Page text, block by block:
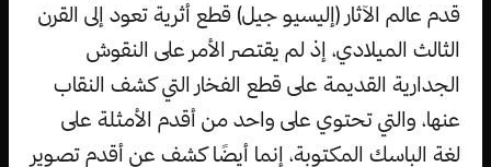
قدم عالم الآثار (إليسيو جيل) قطع أثرية تعود إلى القرن
الثالث الميلادي، إذ لم يقتصر الأمر على النقوش
الجدارية القديمة على قطع الفخار التي كشف النقاب
عنها، والتي تحتوي على واحد من أقدم الأمثلة على
لغة الباسك المكتوبة، إنما أيضًا كشف عن أقدم تصوير